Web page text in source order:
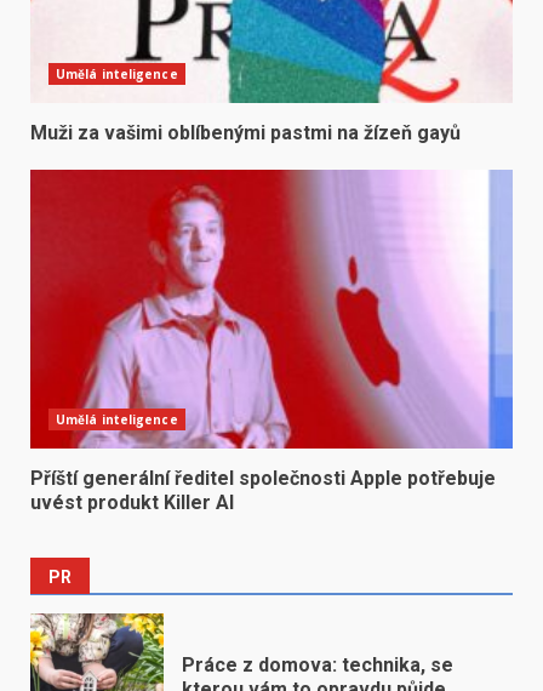
Umělá inteligence
Muži za vašimi oblíbenými pastmi na žízeň gayů
Umělá inteligence
Příští generální ředitel společnosti Apple potřebuje
uvést produkt Killer AI
PR
Práce z domova: technika, se